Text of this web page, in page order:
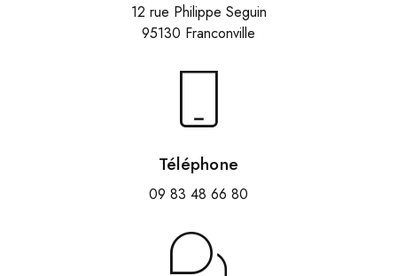
12 rue Philippe Seguin
95130 Franconville
Téléphone
09 83 48 66 80